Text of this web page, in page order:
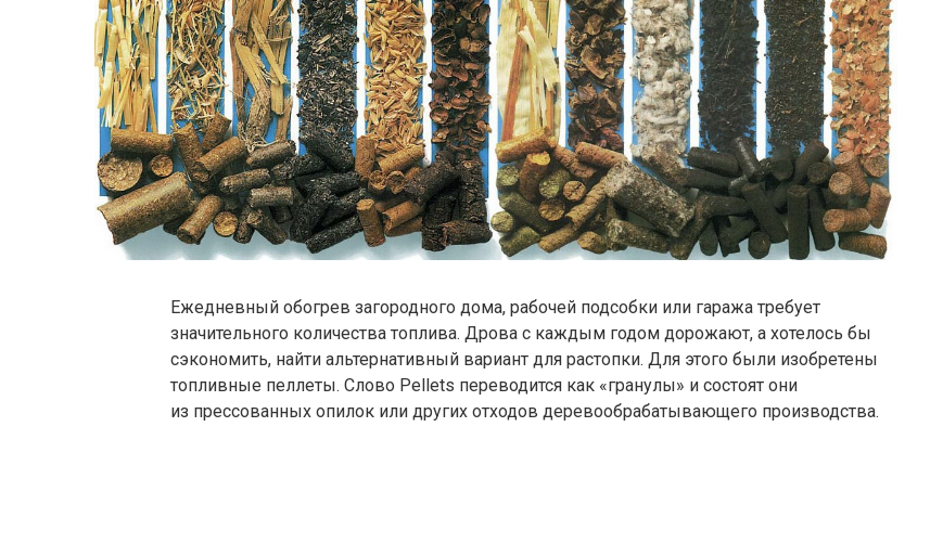
Ежедневный обогрев загородного дома, рабочей подсобки или гаража требует
значительного количества топлива. Дрова с каждым годом дорожают, а хотелось бы
сэкономить, найти альтернативный вариант для растопки. Для этого были изобретены
топливные пеллеты. Слово Pellets переводится как «гранулы» и состоят они
из прессованных опилок или других отходов деревообрабатывающего производства.